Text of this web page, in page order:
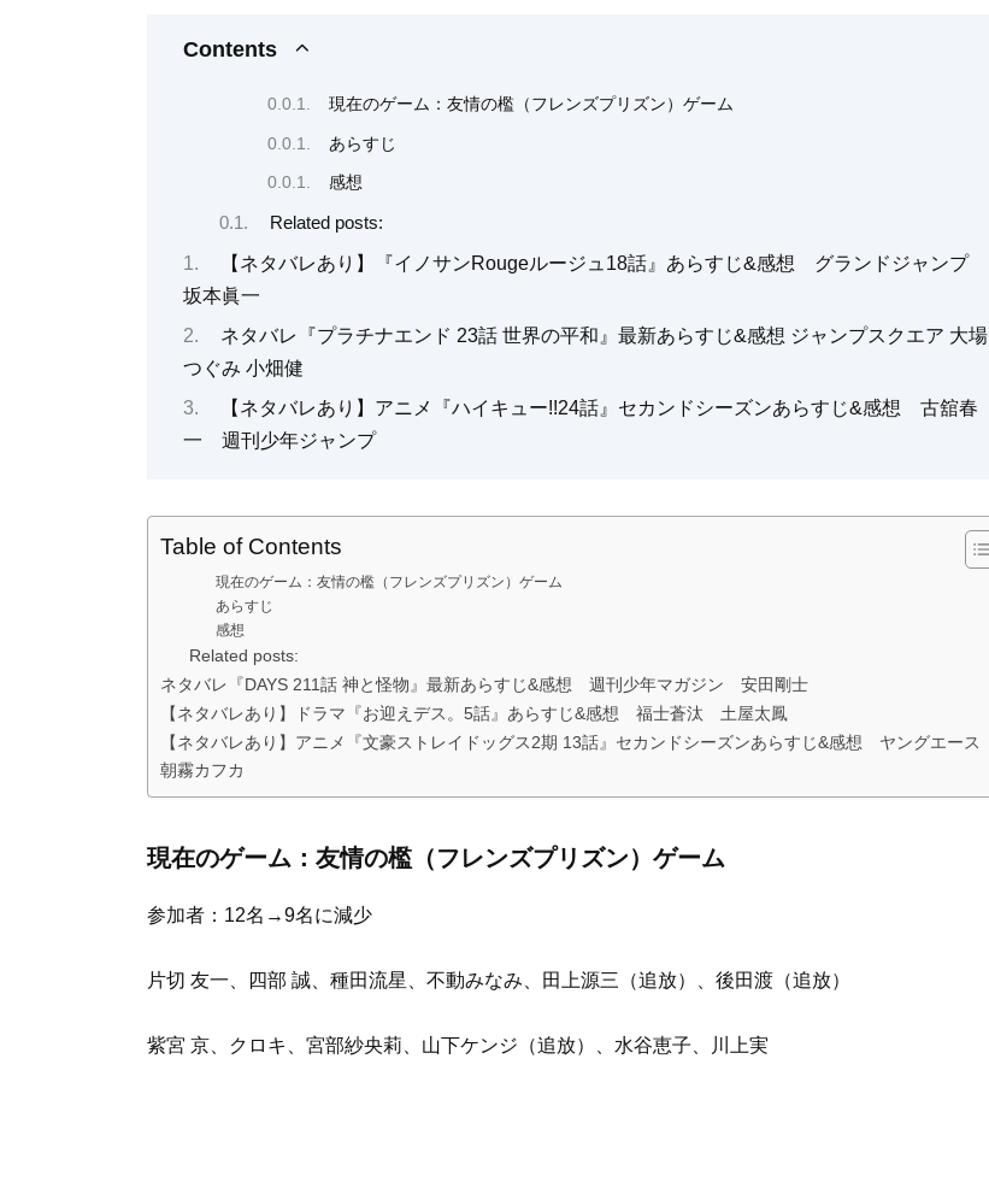
Contents
現在のゲーム：友情の檻（フレンズプリズン）ゲーム
あらすじ
感想
Related posts:
【ネタバレあり】『イノサンRougeルージュ18話』あらすじ&感想 グランドジャンプ
坂本眞一
ネタバレ『プラチナエンド 23話 世界の平和』最新あらすじ&感想 ジャンプスクエア 大場
つぐみ 小畑健
【ネタバレあり】アニメ『ハイキュー!!24話』セカンドシーズンあらすじ&感想 古舘春
一 週刊少年ジャンプ
Table of Contents
現在のゲーム：友情の檻（フレンズプリズン）ゲーム
あらすじ
感想
Related posts:
ネタバレ『DAYS 211話 神と怪物』最新あらすじ&感想 週刊少年マガジン 安田剛士
【ネタバレあり】ドラマ『お迎えデス。5話』あらすじ&感想 福士蒼汰 土屋太鳳
【ネタバレあり】アニメ『文豪ストレイドッグス2期 13話』セカンドシーズンあらすじ&感想 ヤングエース
朝霧カフカ
現在のゲーム：友情の檻（フレンズプリズン）ゲーム
参加者：12名→9名に減少
片切 友一、四部 誠、種田流星、不動みなみ、 田上源三 （追放）、 後田渡 （追放）
紫宮 京、クロキ、宮部紗央莉、 山下ケンジ （追放）、水谷恵子、川上実